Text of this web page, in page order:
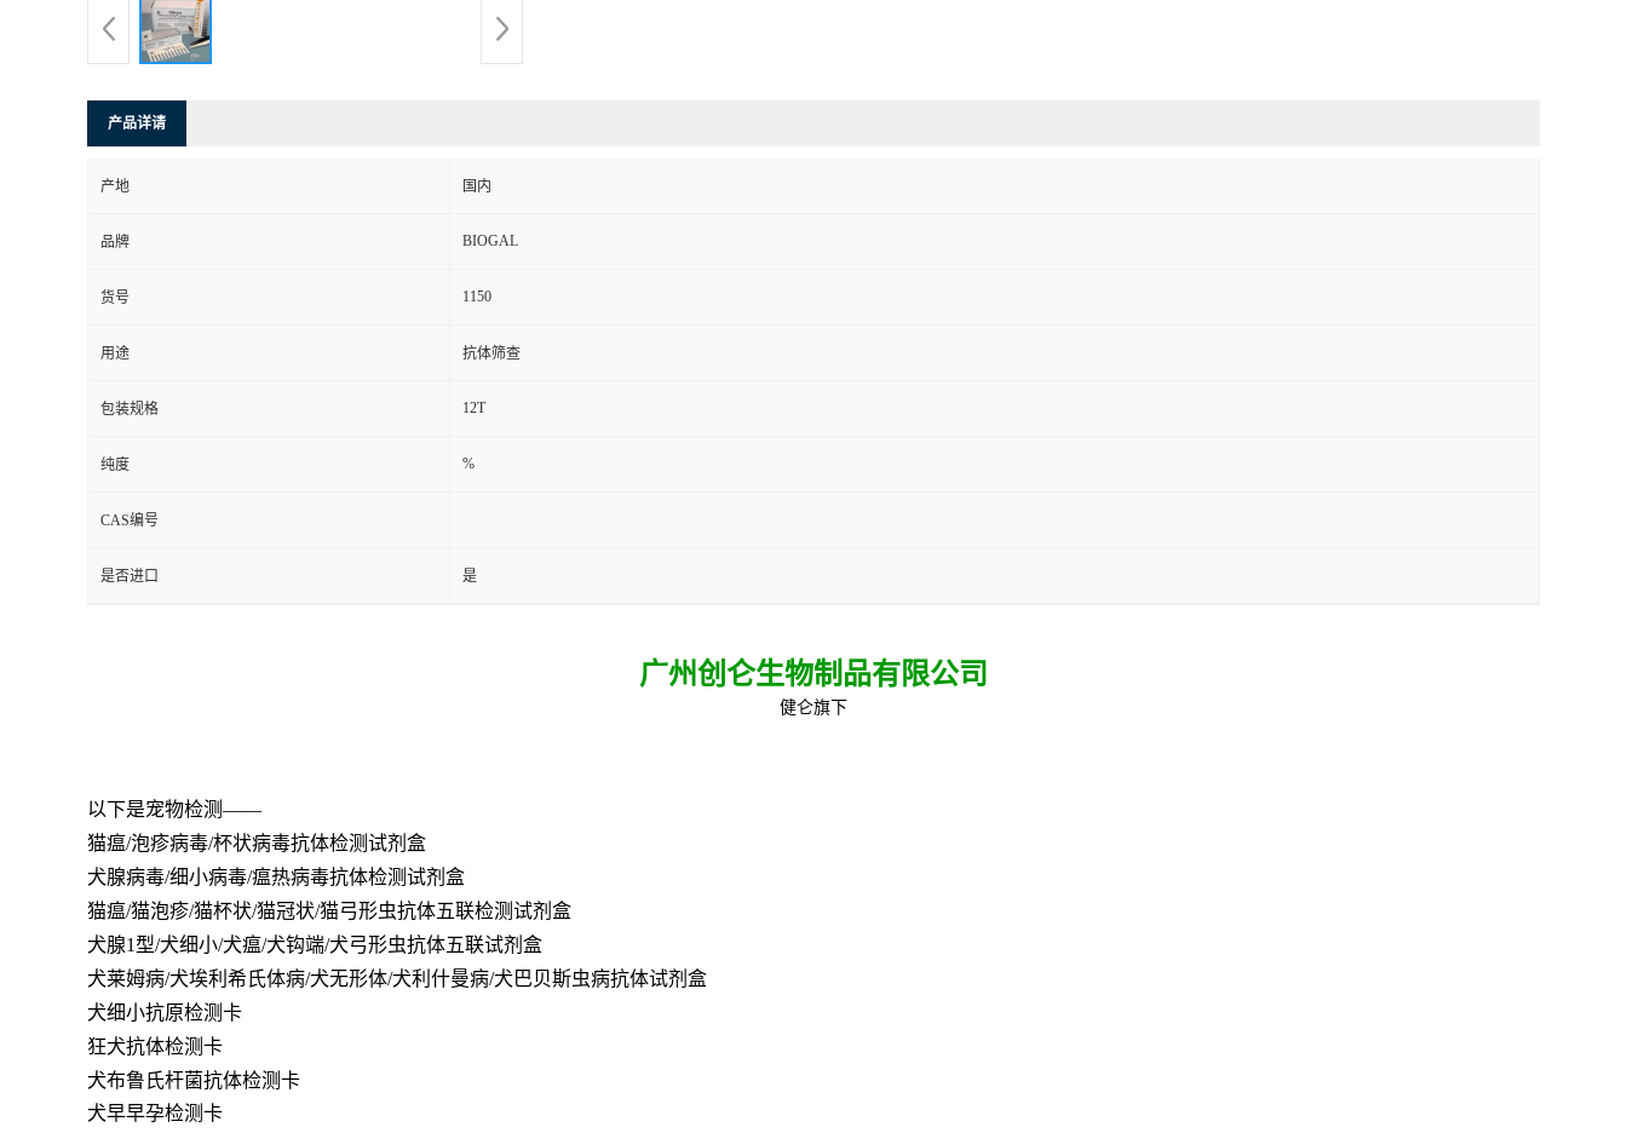
产品详请
产地 国内
品牌 BIOGAL
货号 1150
用途 抗体筛查
包装规格 12T
纯度 %
CAS编号
是否进口 是
广州创仑生物制品有限公司
健仑旗下
以下是宠物检测——
猫瘟/泡疹病毒/杯状病毒抗体检测试剂盒
犬腺病毒/细小病毒/瘟热病毒抗体检测试剂盒
猫瘟/猫泡疹/猫杯状/猫冠状/猫弓形虫抗体五联检测试剂盒
犬腺1型/犬细小/犬瘟/犬钩端/犬弓形虫抗体五联试剂盒
犬莱姆病/犬埃利希氏体病/犬无形体/犬利什曼病/犬巴贝斯虫病抗体试剂盒
犬细小抗原检测卡
狂犬抗体检测卡
犬布鲁氏杆菌抗体检测卡
犬早早孕检测卡